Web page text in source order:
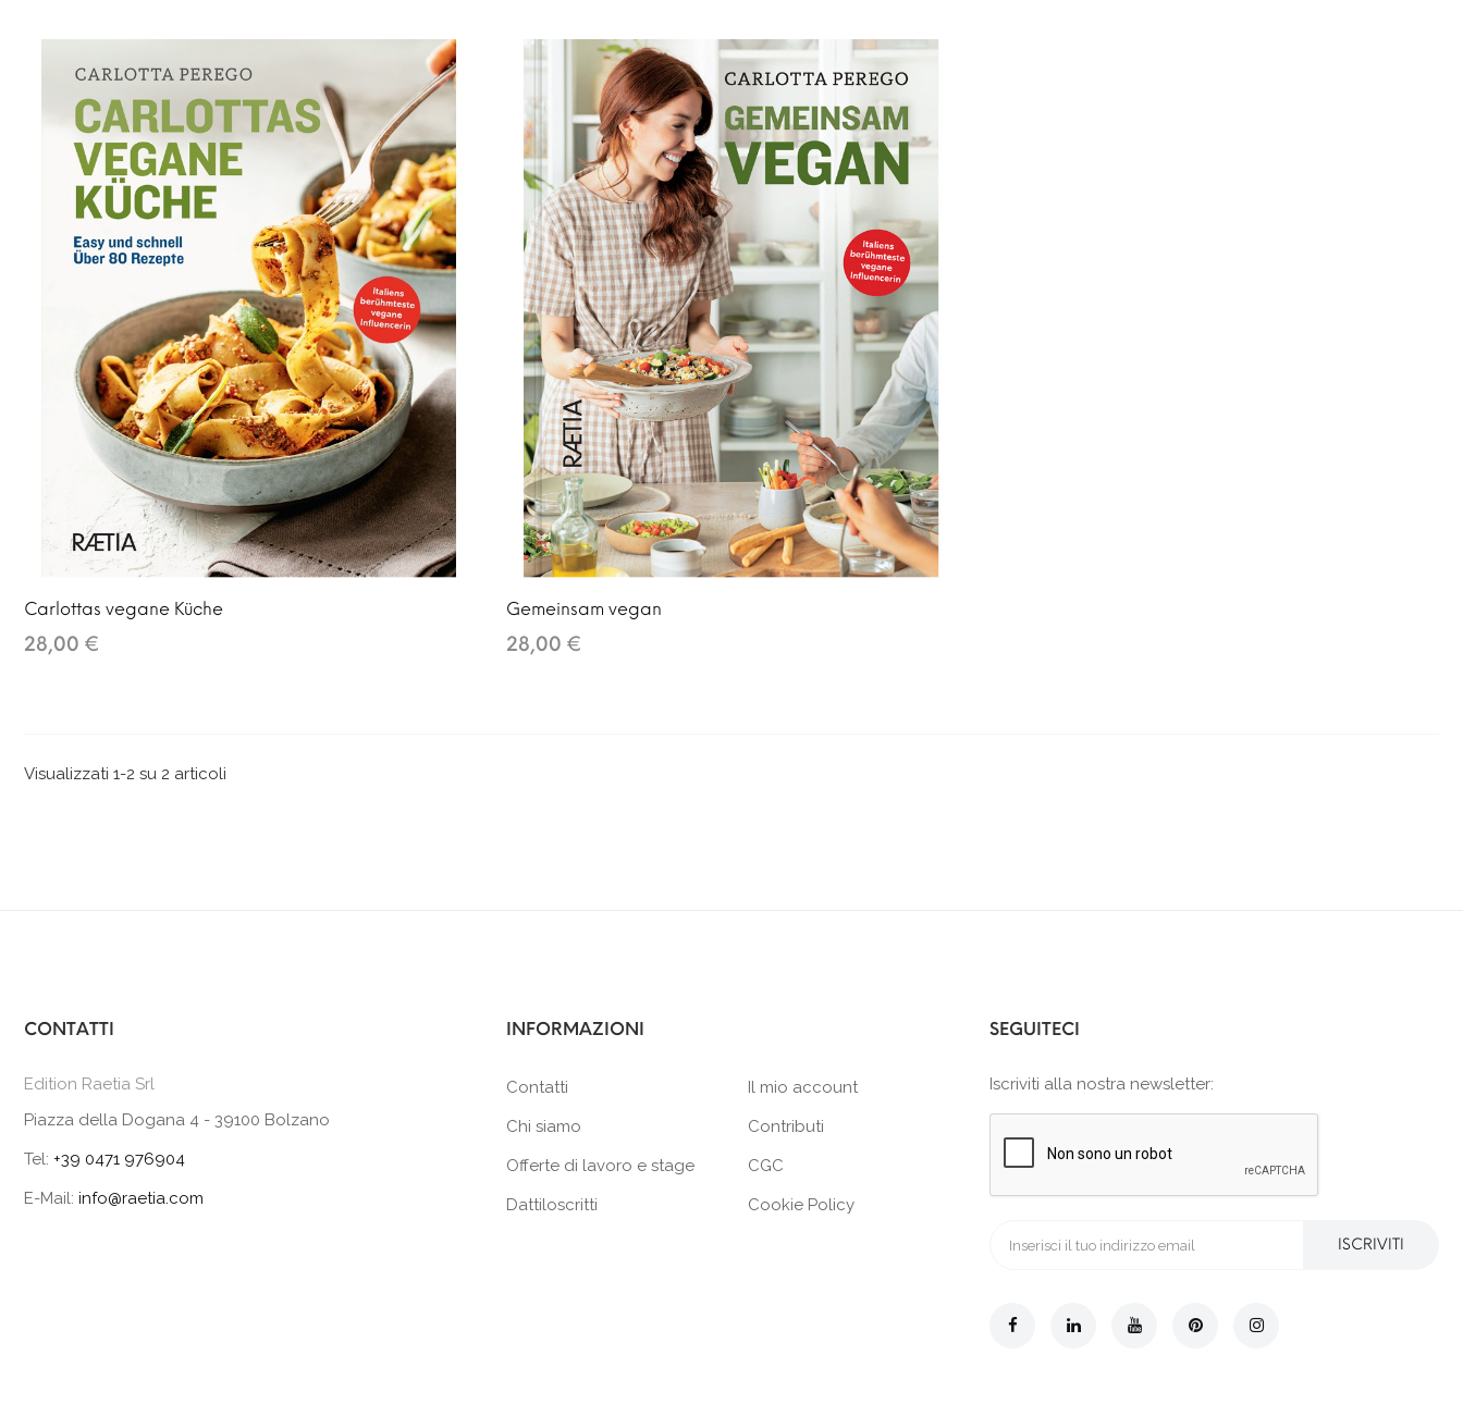
Carlottas vegane Küche
28,00 €
Gemeinsam vegan
28,00 €
Visualizzati 1-2 su 2 articoli
CONTATTI
Edition Raetia Srl
Piazza della Dogana 4 - 39100 Bolzano
Tel: +39 0471 976904
E-Mail: info@raetia.com
INFORMAZIONI
Contatti
Chi siamo
Offerte di lavoro e stage
Dattiloscritti
Il mio account
Contributi
CGC
Cookie Policy
SEGUITECI
Iscriviti alla nostra newsletter:
ISCRIVITI